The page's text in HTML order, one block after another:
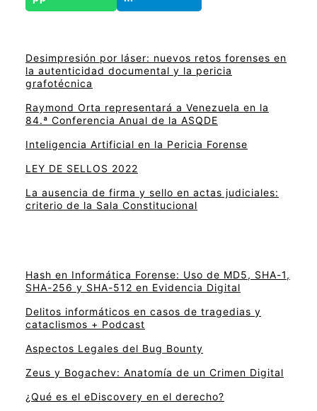
Desimpresión por láser: nuevos retos forenses en
la autenticidad documental y la pericia
grafotécnica
Raymond Orta representará a Venezuela en la
84.ª Conferencia Anual de la ASQDE
Inteligencia Artificial en la Pericia Forense
LEY DE SELLOS 2022
La ausencia de firma y sello en actas judiciales:
criterio de la Sala Constitucional
Hash en Informática Forense: Uso de MD5, SHA-1,
SHA-256 y SHA-512 en Evidencia Digital
Delitos informáticos en casos de tragedias y
cataclismos + Podcast
Aspectos Legales del Bug Bounty
Zeus y Bogachev: Anatomía de un Crimen Digital
¿Qué es el eDiscovery en el derecho?